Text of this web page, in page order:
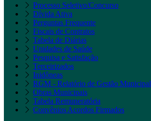
Processo Seletivo/Concurso
Dívida Ativa
Perguntas Frequente
Fiscais de Contratos
Tabela de Diárias
Unidades de Saúde
Pesquisa e Satisfação
Terceirizados
Inidôneas
RGM - Relatório de Gestão Municipal
Obras Municipais
Tabela Remuneratória
Convênios Acordos Firmados